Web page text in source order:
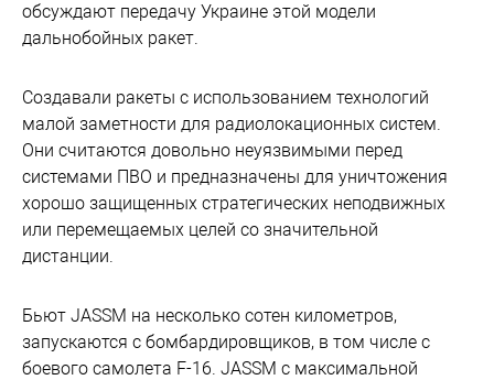
обсуждают передачу Украине этой модели
дальнобойных ракет.
Создавали ракеты с использованием технологий
малой заметности для радиолокационных систем.
Они считаются довольно неуязвимыми перед
системами ПВО и предназначены для уничтожения
хорошо защищенных стратегических неподвижных
или перемещаемых целей со значительной
дистанции.
Бьют JASSM на несколько сотен километров,
запускаются с бомбардировщиков, в том числе с
боевого самолета F-16. JASSM с максимальной